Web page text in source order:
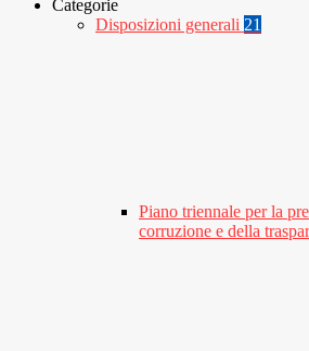
Categorie
Disposizioni generali 21
Piano triennale per la
corruzione e della